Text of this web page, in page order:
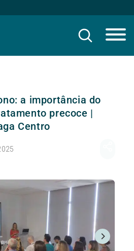
a importância do
precoce |
Centro